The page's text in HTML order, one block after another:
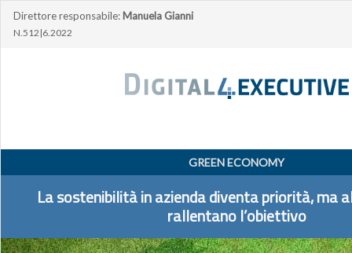
Direttore responsabile: Manuela Gianni
N.512|6.2022
GREEN ECONOMY
La sostenibilità in azienda diventa priorità, ma
rallentano l’obiettivo